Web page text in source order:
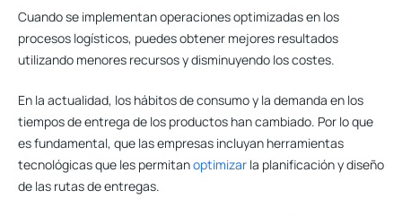
Cuando se implementan operaciones optimizadas en los
procesos logísticos, puedes obtener mejores resultados
utilizando menores recursos y disminuyendo los costes.
En la actualidad, los hábitos de consumo y la demanda en los
tiempos de entrega de los productos han cambiado. Por lo que
es fundamental, que las empresas incluyan herramientas
tecnológicas que les permitanoptimizar la planificación y diseño
de las rutas de entregas.